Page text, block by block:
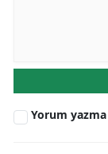
Yorum yazma